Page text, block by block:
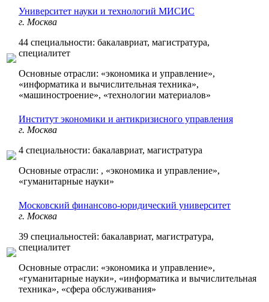
Университет науки и технологий МИСИС
г. Москва
44 специальности: бакалавриат, магистратура,
специалитет
Основные отрасли: «экономика и управление»,
«информатика и вычислительная техника»,
«машиностроение», «технологии материалов»
Институт экономики и антикризисного управления
г. Москва
4 специальности: бакалавриат, магистратура
Основные отрасли: , «экономика и управление»,
«гуманитарные науки»
Московский финансово-юридический университет
г. Москва
39 специальностей: бакалавриат, магистратура,
специалитет
Основные отрасли: «экономика и управление»,
«гуманитарные науки», «информатика и вычислительная
техника», «сфера обслуживания»